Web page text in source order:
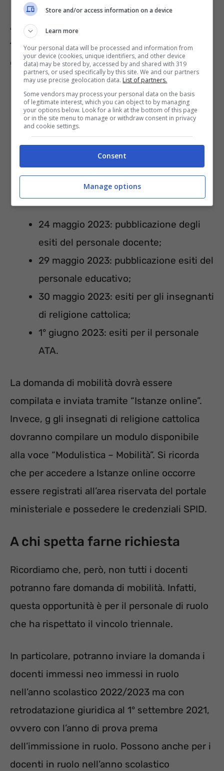
Anche per gli
trasferimentiil Ministero ha previsto un
calendario. Ecco le data da tener presente:
24 maggio 2023: pubblicazione degli
esiti del personale docente;
29 maggio 2023: pubblicazione esiti del
personale educativo;
30 maggio 2023: esiti per gli insegnanti
di religione cattolica;
1° giugno 2023: esiti per il personale
ATA.
La domanda di mobilità dovrà essere
compilata e inviata tramite “Istanze online”.
Invece, g gli insegnati di religione cattolica
dovranno compilare un modulo disponibile
alla voce “Modulistica – Mobilità”. Si ricorda
che per accedere a Istanze online occorre
essere registrati all’area riservata del portale
ministeriale e possedere le credenziali SPID.
A chi spetta farne richiesta
Ricordiamo che, però, non tutti i docenti
potranno fare domanda di mobilità. Infatti,
questa opportunità è per il personale di ruolo
che ha rispettato il vincolo triennale.
In particolare, potranno inviare la domanda i
docenti immessi neo immessi in ruolo
nell’anno scolastico 2022/2023 ma con
retrodatazione giuridica al 1° settembre 2021,
ovvero con l’anno di prova prema
dell’immissione in ruolo. Possono anche per i
docenti in ruolo nell’anno scolastico
Store and/or access information on a device
Learn more
Your personal data will be processed and information from
your device (cookies, unique identifiers, and other device
data) may be stored by, accessed by and shared with 319
partners, or used specifically by this site. We and our partners
may use precise geolocation data. List of partners.
Some vendors may process your personal data on the basis
of legitimate interest, which you can object to by managing
your options below. Look for a link at the bottom of this page
or in the site menu to manage or withdraw consent in privacy
and cookie settings.
Consent
Manage options